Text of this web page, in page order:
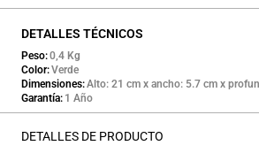
DETALLES TÉCNICOS
Peso 0,4 Kg
Color Verde
Dimensiones Alto: 21 cm x ancho: 5.7 cm x
Garantía 1 Año
DETALLES DE PRODUCTO